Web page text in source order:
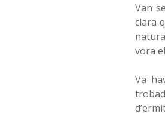
Van
clara
vora
Va